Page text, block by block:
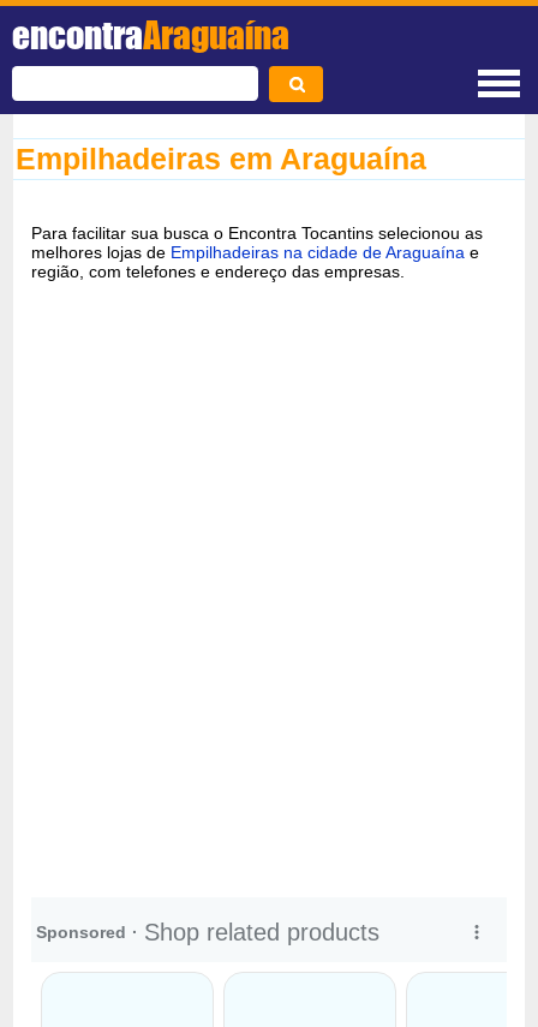
encontraAraguaína
Empilhadeiras em Araguaína
Para facilitar sua busca o Encontra Tocantins selecionou as
melhores lojas de Empilhadeiras na cidade de Araguaína e
região, com telefones e endereço das empresas.